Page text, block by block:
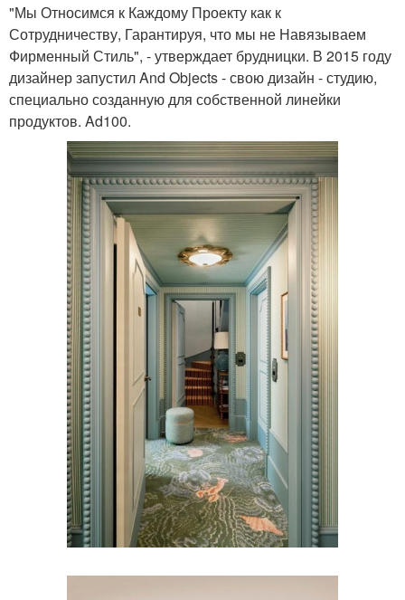
"Мы Относимся к Каждому Проекту как к
Сотрудничеству, Гарантируя, что мы не Навязываем
Фирменный Стиль", - утверждает брудницки. В 2015 году
дизайнер запустил And Objects - свою дизайн - студию,
специально созданную для собственной линейки
продуктов. Ad100.